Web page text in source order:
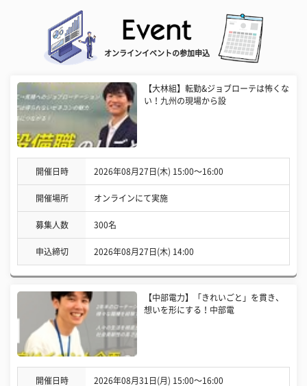
オンラインイベントの参加申込
【大林組】転勤&ジョブローテは怖くな
い！九州の現場から設
開催日時 2026年08月27日(木) 15:00〜16:00
開催場所 オンラインにて実施
募集人数 300名
申込締切 2026年08月27日(木) 14:00
【中部電力】「きれいごと」を貫き、
想いを形にする！中部電
開催日時 2026年08月31日(月) 15:00〜16:00